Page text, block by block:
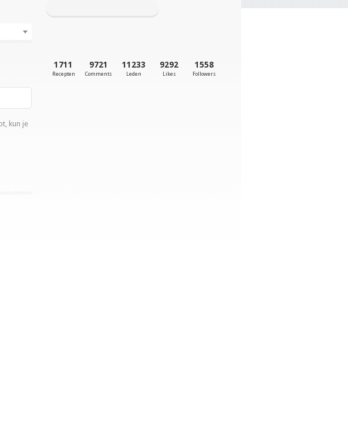
kun je
1711
Recepten
9721
Comments
11233
Leden
9292
Likes
1558
Followers